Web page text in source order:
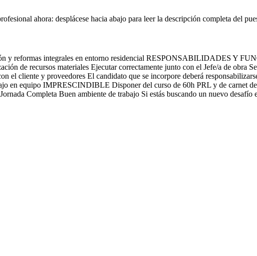
ahora: desplácese hacia abajo para leer la descripción completa del
y reformas integrales en entorno residencial RESPONSABILIDADES Y
de recursos materiales Ejecutar correctamente junto con el Jefe/a de obra
cliente y proveedores El candidato que se incorpore deberá
en equipo IMPRESCINDIBLE Disponer del curso de 60h PRL y de carnet
Completa Buen ambiente de trabajo Si estás buscando un nuevo desafío